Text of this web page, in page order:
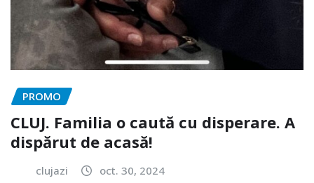
PROMO
CLUJ. Familia o caută cu disperare. A
dispărut de acasă!
clujazi oct. 30, 2024